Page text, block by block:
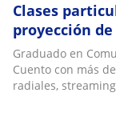
Clases
proyección
conferencias
Graduado en
Cuento con más
radiales,